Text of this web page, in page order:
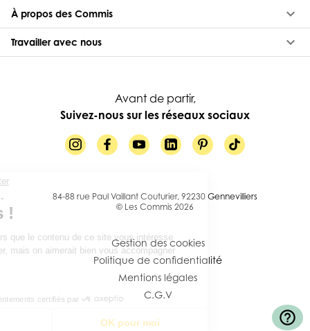
Salut c'est nous...
les Cookies !
ce site vous intéresse avant de vous
déranger, mais on aimerait bien vous accompagner pendant votre
Consentements certifiés par
À propos des Commis keyboard_arrow_down
Travailler avec nous keyboard_arrow_down
Avant de partir,
Suivez-nous sur les réseaux sociaux
84-88 rue Paul Vaillant Couturier, 92230 Gennevilliers
© Les Commis 2026
Gestion des cookies
Politique de confidentialité
Mentions légales
C.G.V
help_outline